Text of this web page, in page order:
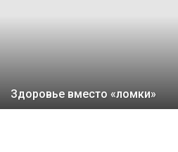
Здоровье вместо «ломки»